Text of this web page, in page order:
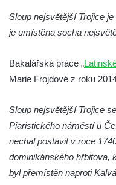
Sloup svatého
v Pnětlukách u
Sloup svatého Jana
Sloup Panny Marie v
Sloup Panny Marie se
Jana Nepomuckého a
Chcebuzi
Sloup Panny Marie na
Sloup nejsvětější Trojice
je umístěna socha
Bakalářská práce „
Marie Frojdové z roku
Sloup nejsvětější Trojice
Piaristického náměstí u
nechal postavit v roce
dominikánského hřbitova,
byl přemístěn naproti